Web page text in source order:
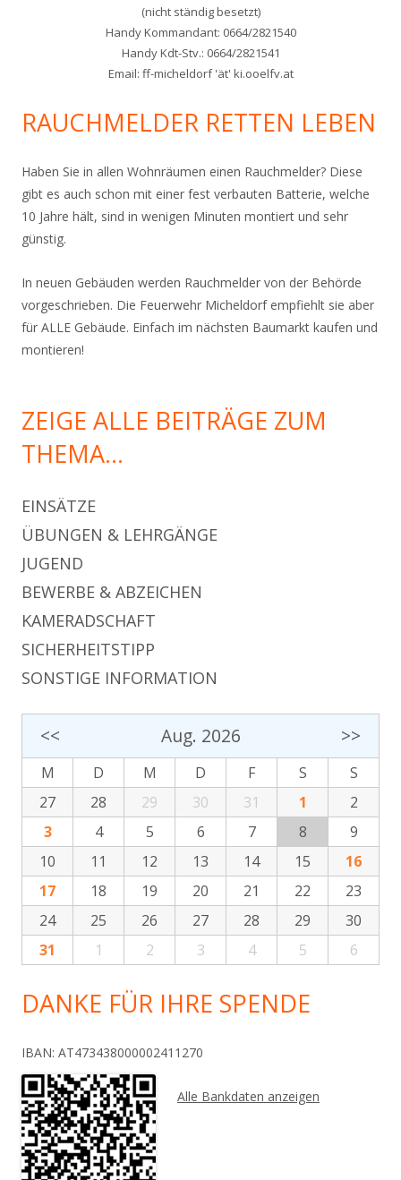
(nicht ständig besetzt)
Handy Kommandant: 0664/2821540
Handy Kdt-Stv.: 0664/2821541
Email: ff-micheldorf 'ät' ki.ooelfv.at
RAUCHMELDER RETTEN LEBEN
Haben Sie in allen Wohnräumen einen Rauchmelder? Diese
gibt es auch schon mit einer fest verbauten Batterie, welche
10 Jahre hält, sind in wenigen Minuten montiert und sehr
günstig.
In neuen Gebäuden werden Rauchmelder von der Behörde
vorgeschrieben. Die Feuerwehr Micheldorf empfiehlt sie aber
für ALLE Gebäude. Einfach im nächsten Baumarkt kaufen und
montieren!
ZEIGE ALLE BEITRÄGE ZUM
THEMA…
EINSÄTZE
ÜBUNGEN & LEHRGÄNGE
JUGEND
BEWERBE & ABZEICHEN
KAMERADSCHAFT
SICHERHEITSTIPP
SONSTIGE INFORMATION
<< Aug. 2026 >>
M D M D F S
S
27
28 29 30 31 1
2
3
4 5 6 7 8
9
10
11 12 13 14 15
16
17
18 19 20 21 22
23
24
25 26 27 28 29
30
31
1 2 3 4 5 6
DANKE FÜR IHRE SPENDE
IBAN: AT473438000002411270
Alle Bankdaten anzeigen